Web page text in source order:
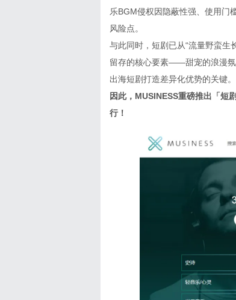
乐BGM侵权因隐蔽性强、使用门
风险点。
与此同时，短剧已从“流量野蛮生
留存的核心要素——甜宠的浪漫氛
出海短剧打造差异化优势的关键。
因此，MUSINESS重磅推出「短
行！